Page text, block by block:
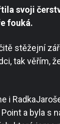
svoji
fouká.
stěžejní
tak věřím,
i
a byla s